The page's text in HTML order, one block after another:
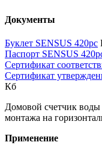
Документы
Буклет SENSUS 420pc
Паспорт SENSUS
Сертификат
Сертификат
Кб
Домовой счетчик
монтажа на
Применение